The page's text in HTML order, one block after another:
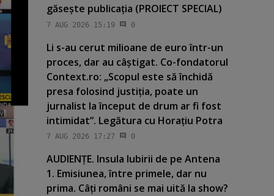
găseşte publicaţia (PROIECT SPECIAL)
7 AUG 2026 15:19 0
Li s-au cerut milioane de euro într-un
proces, dar au câştigat. Co-fondatorul
Context.ro: „Scopul este să închidă
presa folosind justiţia, poate un
jurnalist la început de drum ar fi fost
intimidat”. Legătura cu Horaţiu Potra
7 AUG 2026 17:27 0
AUDIENŢE. Insula Iubirii de pe Antena
1. Emisiunea, între primele, dar nu
prima. Câţi români se mai uită la show?